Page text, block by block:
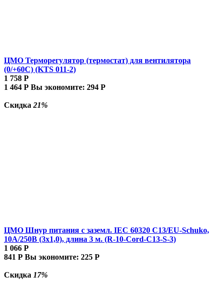
ЦМО Терморегулятор (термостат) для вентилятора
(0/+60С) (KTS 011-2)
1 758 Р
1 464 Р Вы экономите: 294 Р
Скидка 21%
ЦМО Шнур питания с заземл. IEC 60320 C13/EU-Schuko,
10А/250В (3x1,0), длина 3 м. (R-10-Cord-C13-S-3)
1 066 Р
841 Р Вы экономите: 225 Р
Скидка 17%